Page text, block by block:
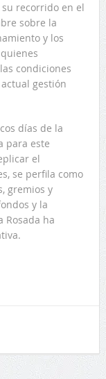
recorrido en el
sobre la
y los
condiciones
gestión
días de la
para este
el
se perfila como
gremios y
y la
Rosada ha